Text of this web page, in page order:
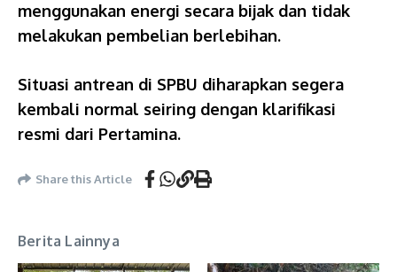
menggunakan energi secara bijak dan tidak
melakukan pembelian berlebihan.
Situasi antrean di SPBU diharapkan segera
kembali normal seiring dengan klarifikasi
resmi dari Pertamina.
Share this Article
Berita Lainnya